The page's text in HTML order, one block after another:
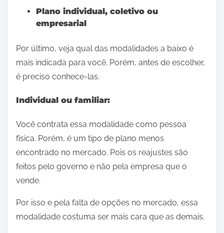
Plano individual, coletivo ou
empresarial
Por último, veja qual das modalidades a baixo é
mais indicada para você. Porém, antes de escolher,
é preciso conhece-las.
Individual ou familiar:
Você contrata essa modalidade como pessoa
física. Porém, é um tipo de plano menos
encontrado no mercado. Pois os reajustes são
feitos pelo governo e não pela empresa que o
vende.
Por isso e pela falta de opções no mercado, essa
modalidade costuma ser mais cara que as demais.